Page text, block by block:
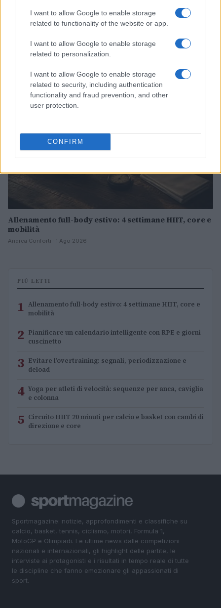
I want to allow Google to enable storage
related to functionality of the website or app.
I want to allow Google to enable storage
related to personalization.
I want to allow Google to enable storage
related to security, including authentication
functionality and fraud prevention, and other
user protection.
CONFIRM
Yoga per atleti di velocità: sequenze per anca,
caviglia e colonna
Francesca Lombardi · 1 Ago 2026
FITNESS
Allenamento full-body estivo: 4 settimane HIIT, core e
mobilità
Andrea Conforti · 1 Ago 2026
PIÙ LETTI
1 Allenamento full-body estivo: 4 settimane HIIT, core e
mobilità
2 Pianificare un calendario intelligente con RPE e giorni
cuscinetto
3 Evitare l’overtraining: segnali, periodizzazione e
deload
4 Yoga per atleti di velocità: sequenze per anca, caviglia
e colonna
5 Circuito HIIT 20 minuti per calcio e basket con cambi di
direzione e core
Sportmagazine: notizie, approfondimenti e classifiche su
calcio, basket, tennis, ciclismo, motori, Formula 1,
MotoGP e Olimpiadi. Le ultime news dalle competizioni
nazionali e internazionali, gli highlight delle partite, le
interviste ai protagonisti e i risultati in tempo reale di tutte
le discipline che fanno emozionare gli appassionati di
sport.